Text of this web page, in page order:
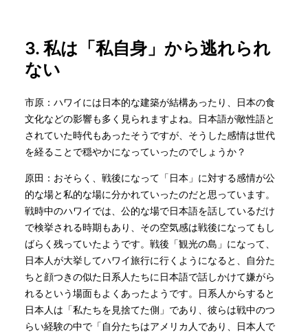
3. 私は「私自身」から逃れられ
ない
市原：ハワイには日本的な建築が結構あったり、日本の食
文化などの影響も多く見られますよね。日本語が敵性語と
されていた時代もあったそうですが、そうした感情は世代
を経ることで穏やかになっていったのでしょうか？
原田：おそらく、戦後になって「日本」に対する感情が公
的な場と私的な場に分かれていったのだと思っています。
戦時中のハワイでは、公的な場で日本語を話しているだけ
で検挙される時期もあり、その空気感は戦後になってもし
ばらく残っていたようです。戦後「観光の島」になって、
日本人が大挙してハワイ旅行に行くようになると、自分た
ちと顔つきの似た日系人たちに日本語で話しかけて嫌がら
れるという場面もよくあったようです。日系人からすると
日本人は「私たちを見捨てた側」であり、彼らは戦中のつ
らい経験の中で「自分たちはアメリカ人であり、日本人で